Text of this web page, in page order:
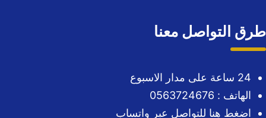
طرق التواصل معنا
24 ساعة على مدار الاسبوع
الهاتف : 0563724676
اضغط هنا للتواصل عبر واتساب